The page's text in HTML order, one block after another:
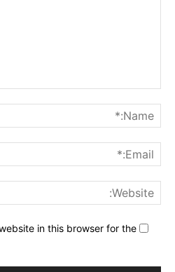
in this browser for the